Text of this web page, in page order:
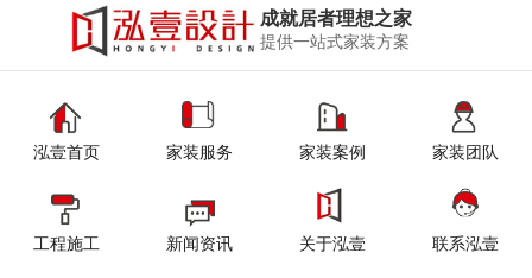
成就居者理想之家
提供一站式家装方案
泓壹首页 家装服务 家装案例 家装团队
工程施工 新闻资讯 关于泓壹 联系泓壹